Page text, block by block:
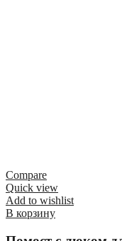
Compare
Quick view
Add to wishlist
В корзину